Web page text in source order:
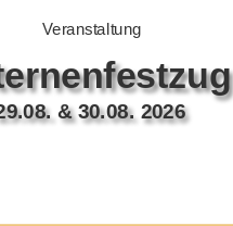
Veranstaltung
& 30.08. 2026